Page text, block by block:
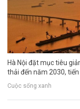
Hà Nội đặt mục tiêu
thải đến năm 2030,
Cuộc sống xanh